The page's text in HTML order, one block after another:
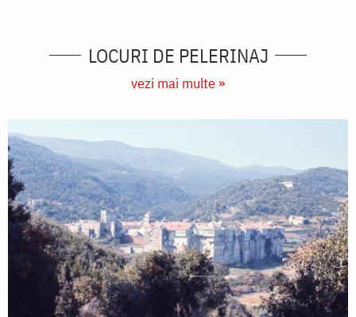
LOCURI DE PELERINAJ
vezi mai multe »